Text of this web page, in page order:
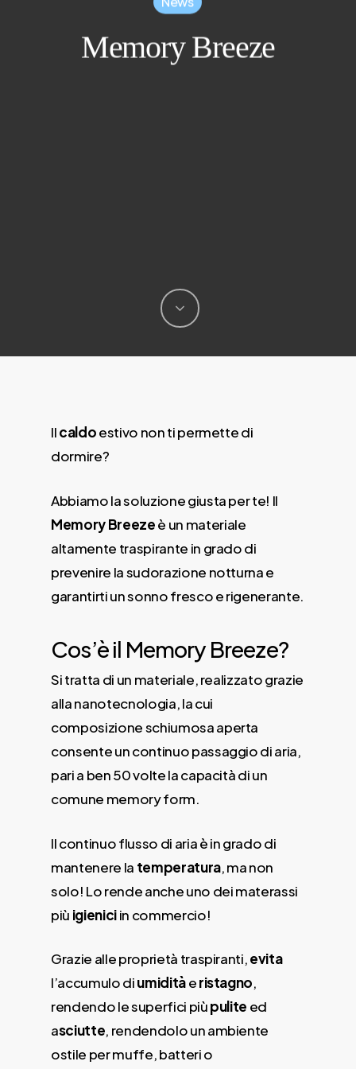
Memory Breeze
Ilcaldoestivo non ti permette di
dormire?
Abbiamo la soluzione giusta per te! Il
Memory Breezeè un materiale
altamente traspirante in grado di
prevenire la sudorazione notturna e
garantirti un sonno fresco e rigenerante.
Cos’è il Memory Breeze?
Si tratta di un materiale, realizzato grazie
alla nanotecnologia, la cui
composizione schiumosa aperta
consente un continuo passaggio di aria,
pari a ben 50 volte la capacità di un
comune memory form.
Il continuo flusso di aria è in grado di
mantenere la temperatura, ma non
solo! Lo rende anche uno dei materassi
più igieniciin commercio!
Grazie alle proprietà traspiranti,evita
l’accumulo diumiditàeristagno,
rendendo le superfici piùpulite ed
asciutte, rendendolo un ambiente
ostile per muffe, batteri o